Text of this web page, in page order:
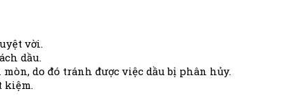
vời.
dầu.
do đó tránh được việc dầu bị phân hủy.
kiệm.